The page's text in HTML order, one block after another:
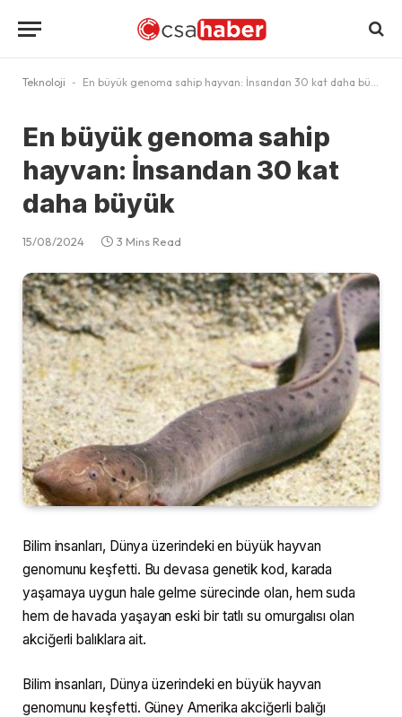
Teknoloji - En büyük genoma sahip hayvan: İnsandan 30 kat daha büyük
En büyük genoma sahip
hayvan: İnsandan 30 kat
daha büyük
15/08/2024 3 Mins Read
Bilim insanları, Dünya üzerindeki en büyük hayvan
genomunu keşfetti. Bu devasa genetik kod, karada
yaşamaya uygun hale gelme sürecinde olan, hem suda
hem de havada yaşayan eski bir tatlı su omurgalısı olan
akciğerli balıklara ait.
Bilim insanları, Dünya üzerindeki en büyük hayvan
genomunu keşfetti. Güney Amerika akciğerli balığı